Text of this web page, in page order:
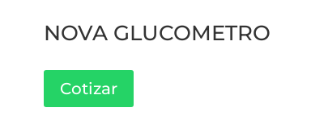
NOVA GLUCOMETRO
Cotizar